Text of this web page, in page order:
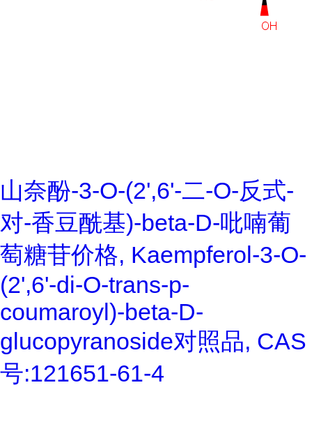
山奈酚-3-O-(2',6'-二-O-反式-
对-香豆酰基)-beta-D-吡喃葡
萄糖苷价格, Kaempferol-3-O-
(2',6'-di-O-trans-p-
coumaroyl)-beta-D-
glucopyranoside对照品, CAS
号:121651-61-4